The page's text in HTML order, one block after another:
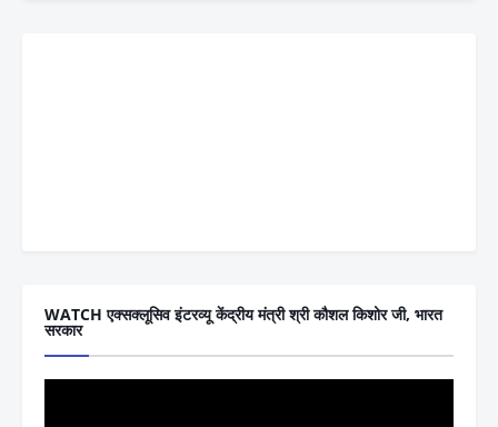
WATCH एक्सक्लूसिव इंटरव्यू केंद्रीय मंत्री श्री कौशल किशोर जी, भारत
सरकार